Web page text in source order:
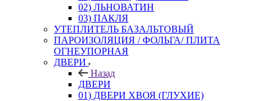
02) ЛЬНОВАТИН
03) ПАКЛЯ
УТЕПЛИТЕЛЬ БАЗАЛЬТОВЫЙ
ПАРОИЗОЛЯЦИЯ / ФОЛЬГА/ ПЛИТА
ОГНЕУПОРНАЯ
ДВЕРИ
Назад
ДВЕРИ
01) ДВЕРИ ХВОЯ (ГЛУХИЕ)